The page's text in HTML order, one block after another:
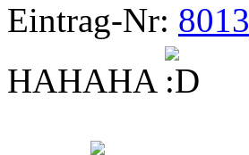
Eintrag-Nr: 8013
HAHAHA